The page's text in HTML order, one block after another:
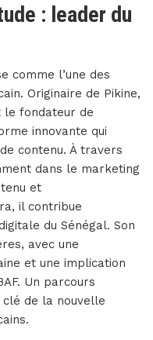
: leader du
comme l’une des
Originaire de Pikine,
le fondateur de
innovante qui
contenu. À travers
dans le marketing
et
il contribue
du Sénégal. Son
avec une
et une implication
Un parcours
de la nouvelle